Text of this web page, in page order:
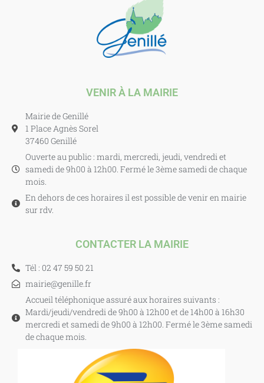
VENIR À LA MAIRIE
Mairie de Genillé
1 Place Agnès Sorel
37460 Genillé
Ouverte au public : mardi, mercredi, jeudi, vendredi et
samedi de 9h00 à 12h00. Fermé le 3ème samedi de chaque
mois.
En dehors de ces horaires il est possible de venir en mairie
sur rdv.
CONTACTER LA MAIRIE
Tél : 02 47 59 50 21
mairie@genille.fr
Accueil téléphonique assuré aux horaires suivants :
Mardi/jeudi/vendredi de 9h00 à 12h00 et de 14h00 à 16h30
mercredi et samedi de 9h00 à 12h00. Fermé le 3ème samedi
de chaque mois.